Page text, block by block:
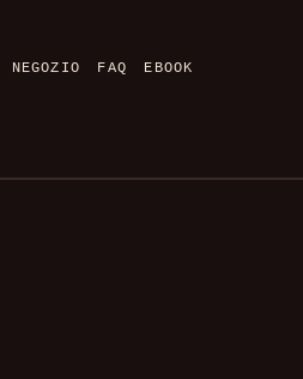
NEGOZIO FAQ EBOOK